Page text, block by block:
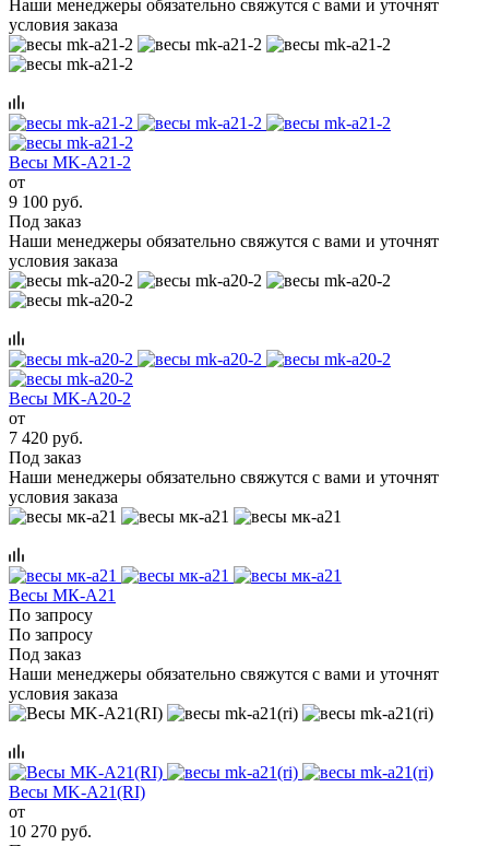
Наши менеджеры обязательно свяжутся с вами и уточнят
условия заказа
Весы MK-A21-2
от
9 100 руб.
Под заказ
Наши менеджеры обязательно свяжутся с вами и уточнят
условия заказа
Весы MK-A20-2
от
7 420 руб.
Под заказ
Наши менеджеры обязательно свяжутся с вами и уточнят
условия заказа
Весы МК-А21
По запросу
По запросу
Под заказ
Наши менеджеры обязательно свяжутся с вами и уточнят
условия заказа
Весы MK-A21(RI)
от
10 270 руб.